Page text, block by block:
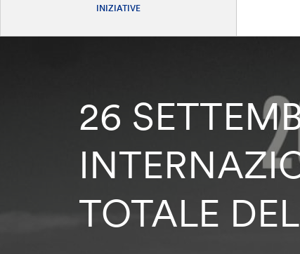
INIZIATIVE
26
TOTALE